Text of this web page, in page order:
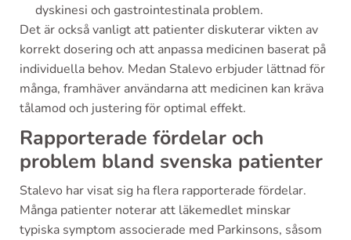
dyskinesi och gastrointestinala problem.
Det är också vanligt att patienter diskuterar vikten av
korrekt dosering och att anpassa medicinen baserat på
individuella behov. Medan Stalevo erbjuder lättnad för
många, framhäver användarna att medicinen kan kräva
tålamod och justering för optimal effekt.
Rapporterade fördelar och
problem bland svenska patienter
Stalevo har visat sig ha flera rapporterade fördelar.
Många patienter noterar att läkemedlet minskar
typiska symptom associerade med Parkinsons, såsom